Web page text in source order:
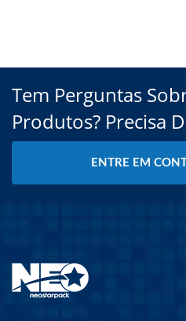
Tem Perguntas
Produtos? Precisa
ENTRE EM